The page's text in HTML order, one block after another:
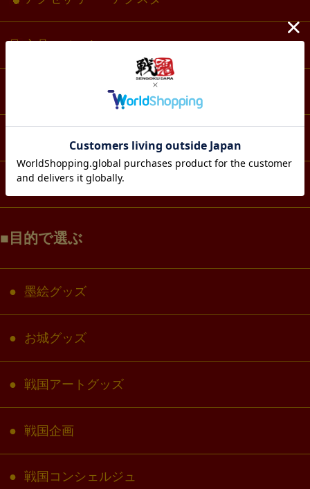
文具・ノート
スマホ・IT・メディア
コラボ・キャラクター
目的で選ぶ
墨絵グッズ
お城グッズ
戦国アートグッズ
戦国企画
戦国コンシェルジュ